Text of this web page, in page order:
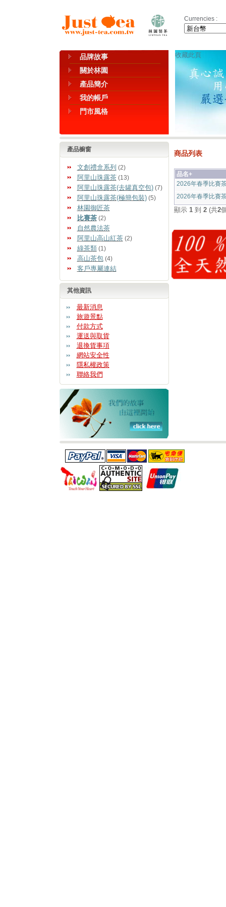
Currencies :
品牌故事
關於林園
產品簡介
我的帳戶
門市風格
收藏此頁
產品櫥窗
文創禮盒系列 (2)
阿里山珠露茶(13)
阿里山珠露茶(去罐真空包)(7)
阿里山珠露茶(極簡包裝)(5)
林園御匠茶
比賽茶(2)
自然農法茶
阿里山高山紅茶(2)
綠茶類 (1)
高山茶包(4)
客戶專屬連結
其他資訊
最新消息
旅遊景點
付款方式
運送與取貨
退換貨事項
網站安全性
隱私權政策
聯絡我們
商品列表
品名+
2026年春季比賽
2026年春季比賽
顯示 1到 2(共2